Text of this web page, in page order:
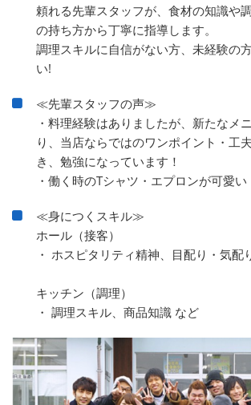
頼れる先輩スタッフが、食材の知識や
の持ち方から丁寧に指導します。
調理スキルに自信がない方、未経験の
い!
≪先輩スタッフの声≫
・料理経験はありましたが、新たなメ
り、当店ならではのワンポイント・工
き、勉強になっています！
・働く時のTシャツ・エプロンが可愛い
≪身につくスキル≫
ホール（接客）
・ ホスピタリティ精神、目配り・気配
キッチン（調理）
・ 調理スキル、商品知識 など